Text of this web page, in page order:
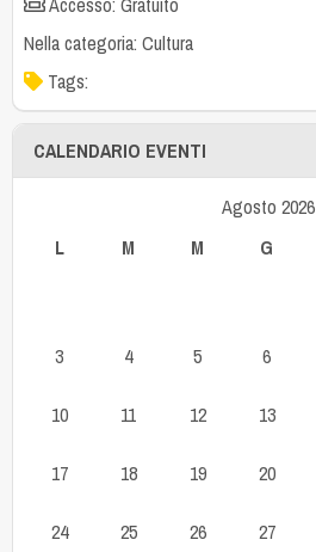
Nella categoria: Cultura
Tags:
CALENDARIO EVENTI
Agosto 2026
L
M M G
3 4 5 6
10 11 12 13
17 18 19 20
24 25 26 27